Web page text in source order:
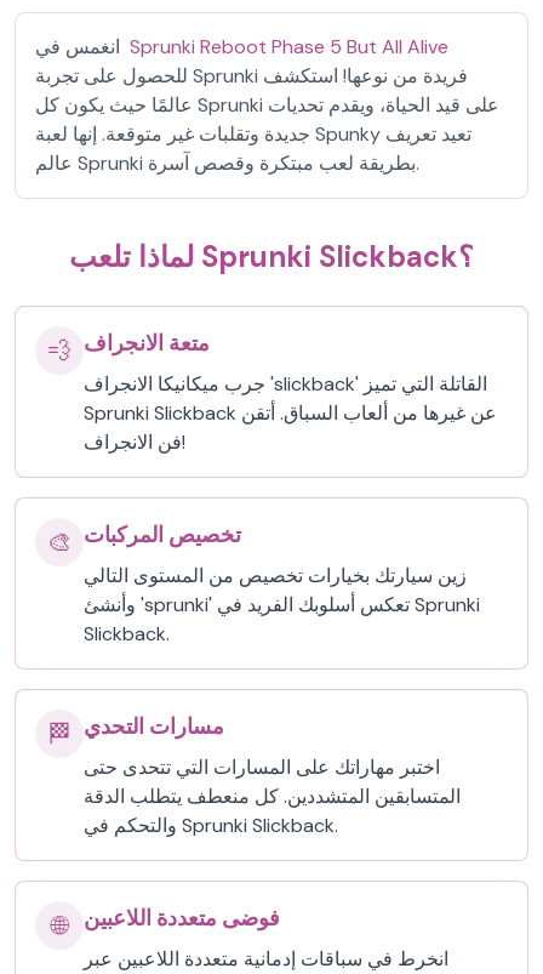
Sprunki Reboot Phase 5 But All Alive
للحصول على تجربة Sprunki فريدة من نوعها! استكشف
عالمًا حيث يكون كل Sprunki على قيد الحياة، ويقدم تحديات
جديدة وتقلبات غير متوقعة. إنها لعبة Spunky تعيد تعريف
عالم Sprunki بطريقة لعب مبتكرة وقصص آسرة.
لماذا تلعب Sprunki Slickback؟
💨 متعة الانجراف
جرب ميكانيكا الانجراف 'slickback' القاتلة التي تميز
Sprunki Slickback عن غيرها من ألعاب السباق. أتقن
فن الانجراف!
🎨 تخصيص المركبات
زين سيارتك بخيارات تخصيص من المستوى التالي
وأنشئ 'sprunki' تعكس أسلوبك الفريد في Sprunki
Slickback.
🏁 مسارات التحدي
اختبر مهاراتك على المسارات التي تتحدى حتى
المتسابقين المتشددين. كل منعطف يتطلب الدقة
والتحكم في Sprunki Slickback.
🌐 فوضى متعددة اللاعبين
انخرط في سباقات إدمانية متعددة اللاعبين عبر